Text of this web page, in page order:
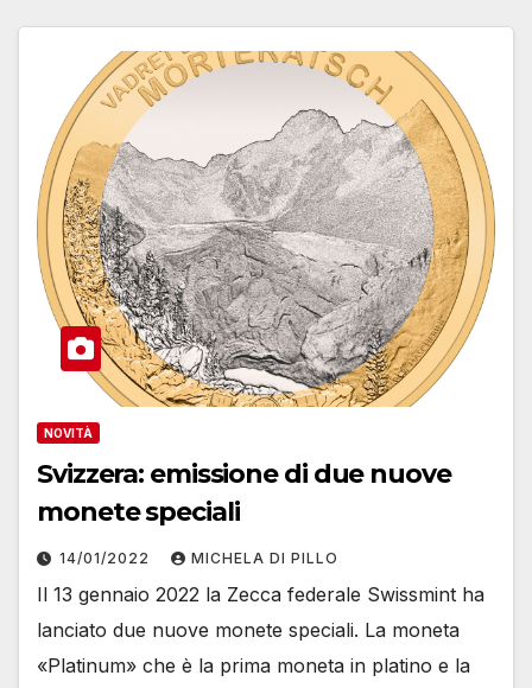
NOVITÀ
Svizzera: emissione di due nuove
monete speciali
14/01/2022 MICHELA DI PILLO
Il 13 gennaio 2022 la Zecca federale Swissmint ha
lanciato due nuove monete speciali. La moneta
«Platinum» che è la prima moneta in platino e la